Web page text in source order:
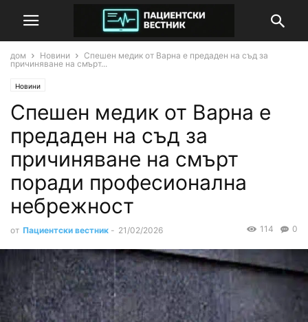
дом Новини
Спешен медик от Варна е предаден на съд за
причиняване на смърт...
Новини
Спешен медик от Варна е
предаден на съд за
причиняване на смърт
поради професионална
небрежност
от Пациентски вестник - 21/02/2026 0
114